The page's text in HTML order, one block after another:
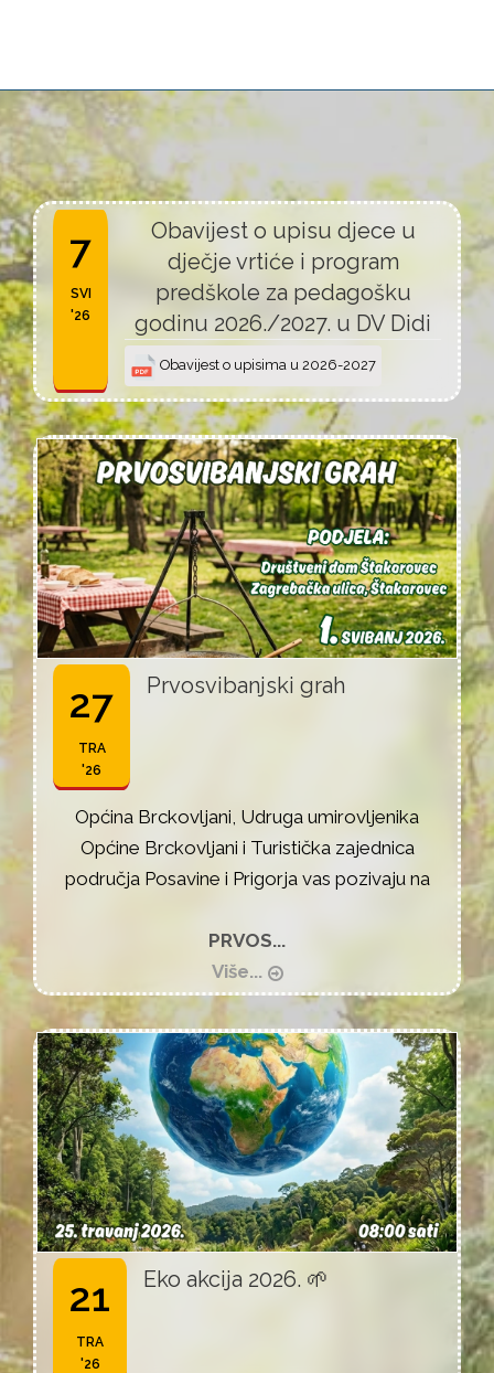
7
SVI
'26
Obavijest o upisu djece u
dječje vrtiće i program
predškole za pedagošku
godinu 2026./2027. u DV Didi
Obavijest o upisima u 2026-2027
27
TRA
'26
Prvosvibanjski grah
Općina Brckovljani, Udruga umirovljenika
Općine Brckovljani i Turistička zajednica
područja Posavine i Prigorja vas pozivaju na
PRVOS...
Više...
21
TRA
'26
Eko akcija 2026. 🌱